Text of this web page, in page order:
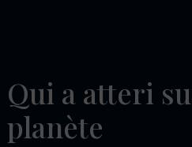
Qui a atteri
planète